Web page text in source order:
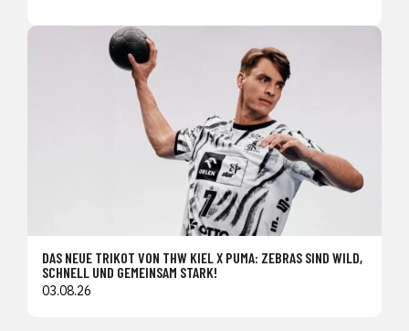
DAS NEUE TRIKOT VON THW KIEL X PUMA: ZEBRAS SIND WILD,
SCHNELL UND GEMEINSAM STARK!
03.08.26